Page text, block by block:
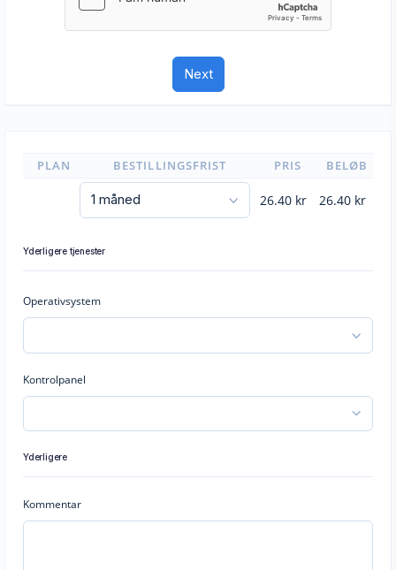
PLAN BESTILLINGSFRIST PRIS BELØB
26.40kr 26.40kr
Yderligere tjenester
Operativsystem
Kontrolpanel
Yderligere
Kommentar